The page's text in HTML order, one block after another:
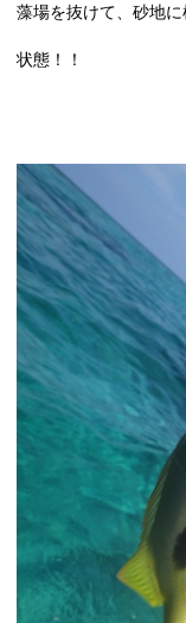
藻場を抜けて、砂地
状態！！